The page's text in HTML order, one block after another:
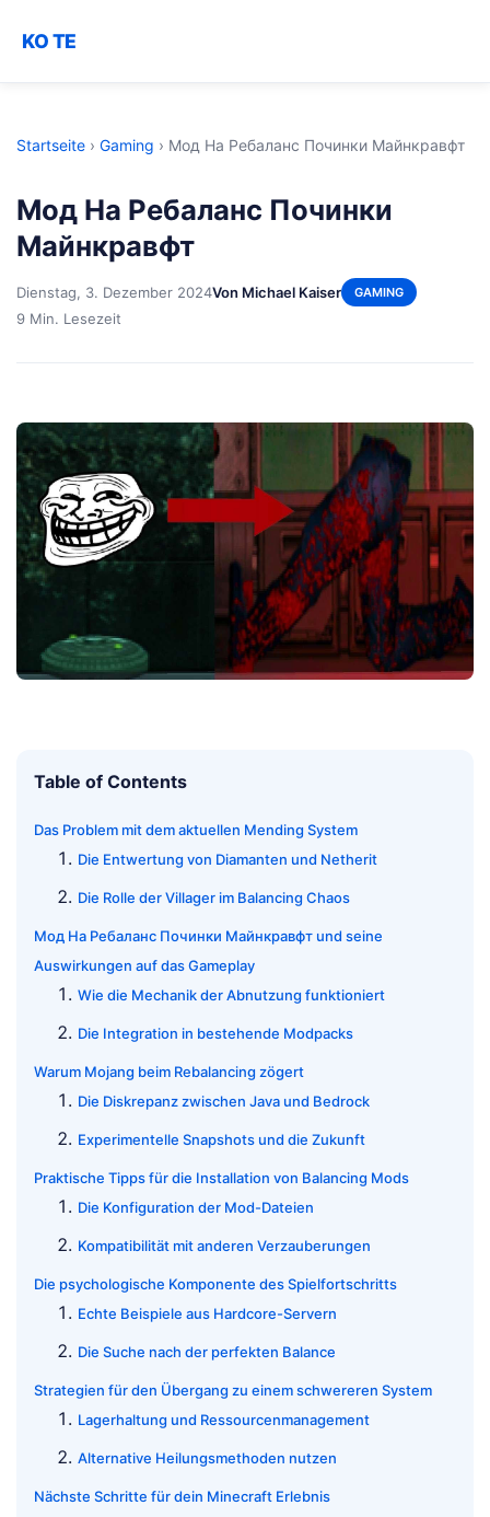
KO TE
Startseite › Gaming › Мод На Ребаланс Починки Майнкравфт
Мод На Ребаланс Починки
Майнкравфт
Dienstag, 3. Dezember 2024Von Michael Kaiser GAMING
9 Min. Lesezeit
Table of Contents
Das Problem mit dem aktuellen Mending System
Die Entwertung von Diamanten und Netherit
Die Rolle der Villager im Balancing Chaos
Мод На Ребаланс Починки Майнкравфт und seine
Auswirkungen auf das Gameplay
Wie die Mechanik der Abnutzung funktioniert
Die Integration in bestehende Modpacks
Warum Mojang beim Rebalancing zögert
Die Diskrepanz zwischen Java und Bedrock
Experimentelle Snapshots und die Zukunft
Praktische Tipps für die Installation von Balancing Mods
Die Konfiguration der Mod-Dateien
Kompatibilität mit anderen Verzauberungen
Die psychologische Komponente des Spielfortschritts
Echte Beispiele aus Hardcore-Servern
Die Suche nach der perfekten Balance
Strategien für den Übergang zu einem schwereren System
Lagerhaltung und Ressourcenmanagement
Alternative Heilungsmethoden nutzen
Nächste Schritte für dein Minecraft Erlebnis